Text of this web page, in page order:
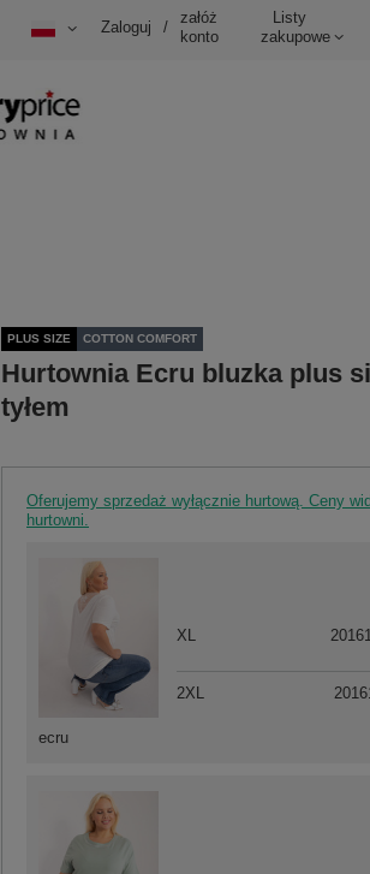
Zaloguj /
załóż
konto
Listy
zakupowe
PLUS SIZE COTTON COMFORT
Hurtownia Ecru bluzka plus
tyłem
Oferujemy sprzedaż wyłącznie hurtową. Ceny
hurtowni.
ecru
XL
2XL